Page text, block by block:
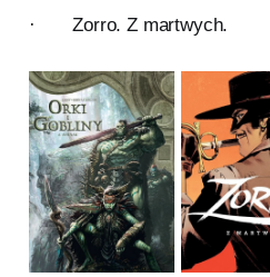
· Zorro. Z martwych.